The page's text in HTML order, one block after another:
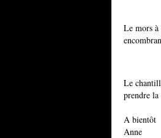
Le mors à
Le
prendre
A bientôt
Anne